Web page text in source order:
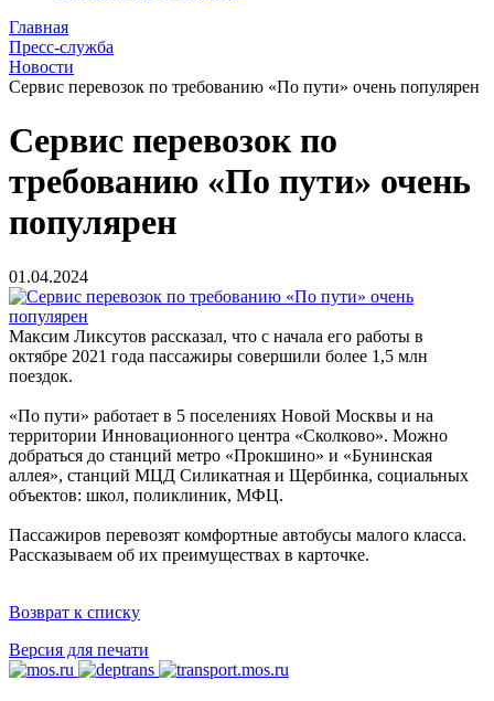
Главная
Пресс-служба
Новости
Сервис перевозок по требованию «По пути» очень популярен
Сервис перевозок по
требованию «По пути» очень
популярен
01.04.2024
Максим Ликсутов рассказал, что c начала его работы в
октябре 2021 года пассажиры совершили более 1,5 млн
поездок.
«По пути» работает в 5 поселениях Новой Москвы и на
территории Инновационного центра «Сколково». Можно
добраться до станций метро «Прокшино» и «Бунинская
аллея», станций МЦД Силикатная и Щербинка, социальных
объектов: школ, поликлиник, МФЦ.
Пассажиров перевозят комфортные автобусы малого класса.
Рассказываем об их преимуществах в карточке.
Возврат к списку
Версия для печати